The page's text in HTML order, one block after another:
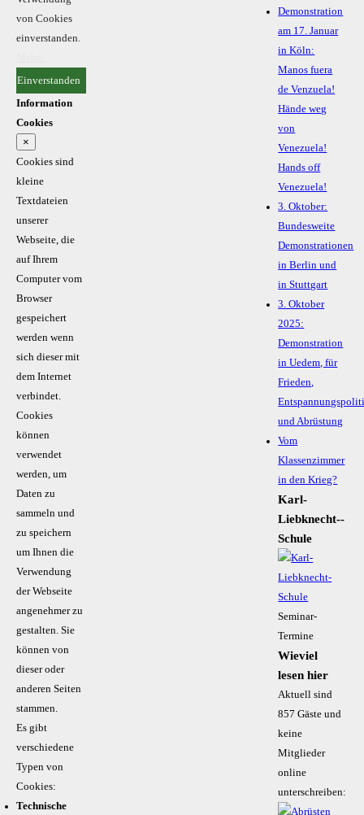
von Cookies
einverstanden.
Einverstanden
Information
Cookies
×
Cookies sind
kleine
Textdateien
unserer
Webseite, die
auf Ihrem
Computer vom
Browser
gespeichert
werden wenn
sich dieser mit
dem Internet
verbindet.
Cookies
können
verwendet
werden, um
Daten zu
sammeln und
zu speichern
um Ihnen die
Verwendung
der Webseite
angenehmer zu
gestalten. Sie
können von
dieser oder
anderen Seiten
stammen.
Es gibt
verschiedene
Typen von
Cookies:
Technische
Demonstration
am 17. Januar
in Köln:
Manos fuera
de Venzuela!
Hände weg
von
Venezuela!
Hands off
Venezuela!
3. Oktober:
Bundesweite
Demonstrationen
in Berlin und
in Stuttgart
3. Oktober
2025:
Demonstration
in Uedem, für
Frieden,
und Abrüstung
Vom
Klassenzimmer
in den Krieg?
Karl-
Liebknecht-­
Schule
Seminar-
Termine
Wieviel
lesen hier
Aktuell sind
857 Gäste und
keine
Mitglieder
online
unterschreiben: